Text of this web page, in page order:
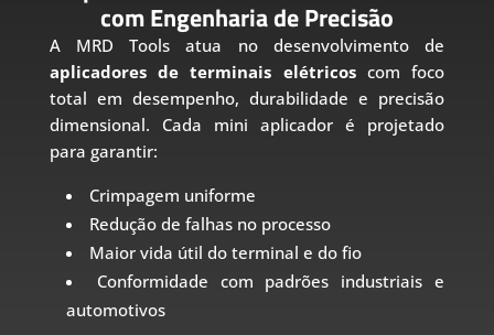
com Engenharia de Precisão
A MRD Tools atua no desenvolvimento de
aplicadores de terminais elétricoscom foco
total em desempenho, durabilidade e precisão
dimensional. Cada mini aplicador é projetado
para garantir:
Crimpagem uniforme
Redução de falhas no processo
Maior vida útil do terminal e do fio
Conformidade com padrões industriais e
automotivos